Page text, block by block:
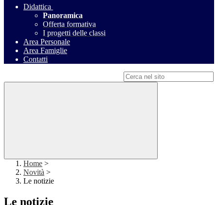
Didattica
Panoramica
Offerta formativa
I progetti delle classi
Area Personale
Area Famiglie
Contatti
Home >
Novità >
Le notizie
Le notizie